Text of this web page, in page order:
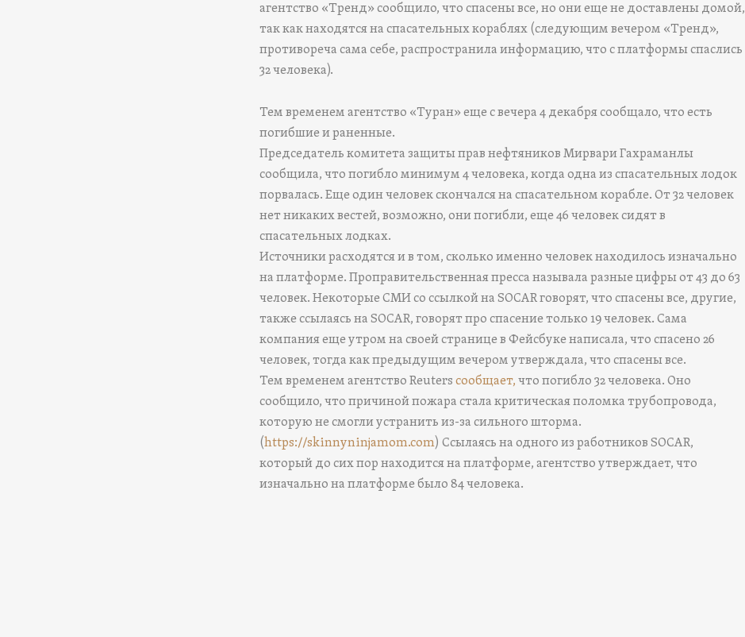
агентство «Тренд» сообщило, что спасены все, но они еще не доставлены домой,
так как находятся на спасательных кораблях (следующим вечером «Тренд»,
противореча сама себе, распространила информацию, что с платформы спаслись
32 человека).
Тем временем агентство «Туран» еще с вечера 4 декабря сообщало, что есть
погибшие и раненные.
Председатель комитета защиты прав нефтяников Мирвари Гахраманлы
сообщила, что погибло минимум 4 человека, когда одна из спасательных лодок
порвалась. Еще один человек скончался на спасательном корабле. От 32 человек
нет никаких вестей, возможно, они погибли, еще 46 человек сидят в
спасательных лодках.
Источники расходятся и в том, сколько именно человек находилось изначально
на платформе. Проправительственная пресса называла разные цифры от 43 до 63
человек. Некоторые СМИ со ссылкой на SOCAR говорят, что спасены все, другие,
также ссылаясь на SOCAR, говорят про спасение только 19 человек. Сама
компания еще утром на своей странице в Фейсбуке написала, что спасено 26
человек, тогда как предыдущим вечером утверждала, что спасены все.
Тем временем агентство Reuters сообщает, что погибло 32 человека. Оно
сообщило, что причиной пожара стала критическая поломка трубопровода,
которую не смогли устранить из-за сильного шторма.
(https://skinnyninjamom.com) Ссылаясь на одного из работников SOCAR,
который до сих пор находится на платформе, агентство утверждает, что
изначально на платформе было 84 человека.